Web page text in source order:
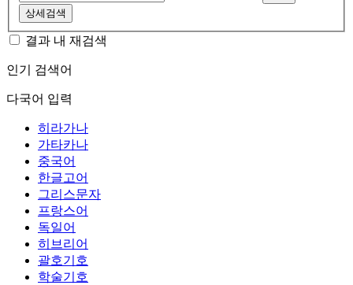
상세검색
결과 내 재검색
인기 검색어
다국어 입력
히라가나
가타카나
중국어
한글고어
그리스문자
프랑스어
독일어
히브리어
괄호기호
학술기호